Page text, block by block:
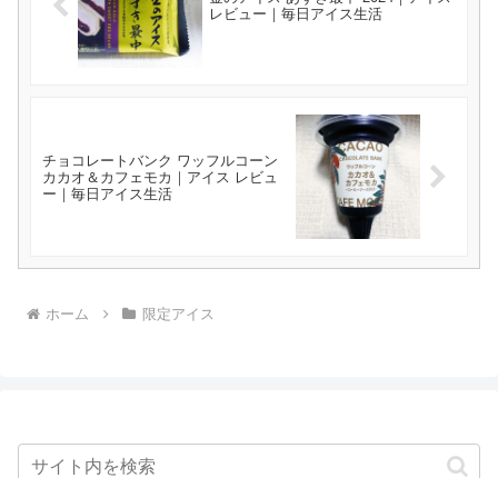
レビュー｜毎日アイス生活
チョコレートバンク ワッフルコーン
カカオ＆カフェモカ｜アイス レビュ
ー｜毎日アイス生活
ホーム 限定アイス